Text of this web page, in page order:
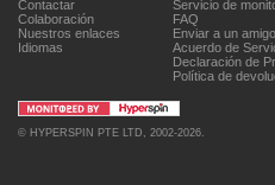
Contactar
Colaboración
Nuestros enlaces
Idiomas
Servicio de
FAQ
Enviar a un amigo
Acuerdo de
Declaración de
Política de
© HYPERSPIN PTE LTD , 2002-2026.